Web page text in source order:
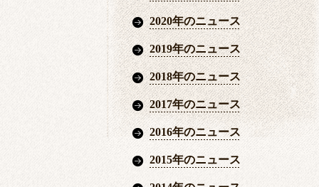
2020年のニュース
2019年のニュース
2018年のニュース
2017年のニュース
2016年のニュース
2015年のニュース